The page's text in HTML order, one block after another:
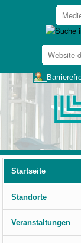
Website
Startseite
Standorte
Veranstaltungen